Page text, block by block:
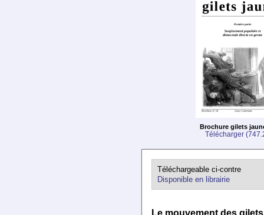
Brochure gilets
Télécharger
Téléchargeable ci-contre
Disponible en librairie
Le mouvement des